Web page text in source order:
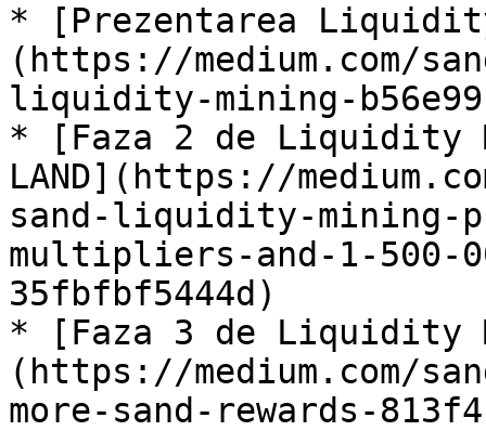
* [Prezentarea
(https://medium.com/
liquidity-mining-
* [Faza 2 de
LAND](https://
sand-liquidity-mining-
multipliers-and-1-500-
35fbfbf5444d)
* [Faza 3 de Liquidity
(https://medium.com/
more-sand-rewards-